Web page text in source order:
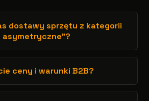
dostawy sprzętu z kategorii
asymetryczne”?
ceny i warunki B2B?